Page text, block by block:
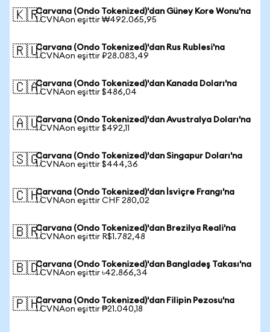
🇰🇷Carvana (Ondo Tokenized)'dan Güney Kore Wonu'na
1 CVNAon eşittir ₩492.065,95
🇷🇺Carvana (Ondo Tokenized)'dan Rus Rublesi'na
1 CVNAon eşittir ₽28.083,49
🇨🇦Carvana (Ondo Tokenized)'dan Kanada Doları'na
1 CVNAon eşittir $486,04
🇦🇺Carvana (Ondo Tokenized)'dan Avustralya Doları'na
1 CVNAon eşittir $492,11
🇸🇬Carvana (Ondo Tokenized)'dan Singapur Doları'na
1 CVNAon eşittir $444,36
🇨🇭Carvana (Ondo Tokenized)'dan İsviçre Frangı'na
1 CVNAon eşittir CHF 280,02
🇧🇷Carvana (Ondo Tokenized)'dan Brezilya Reali'na
1 CVNAon eşittir R$1.782,48
🇧🇩Carvana (Ondo Tokenized)'dan Bangladeş Takası'na
1 CVNAon eşittir ৳42.866,34
🇵🇭Carvana (Ondo Tokenized)'dan Filipin Pezosu'na
1 CVNAon eşittir ₱21.040,18